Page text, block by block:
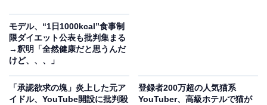
モデル、“1日1000kcal”食事制
限ダイエット公表も批判集まる
→釈明「全然健康だと思うんだ
けど、、、」
「承認欲求の塊」炎上した元ア
イドル、YouTube開設に批判殺
登録者200万超の人気猫系
YouTuber、高級ホテルで猫が